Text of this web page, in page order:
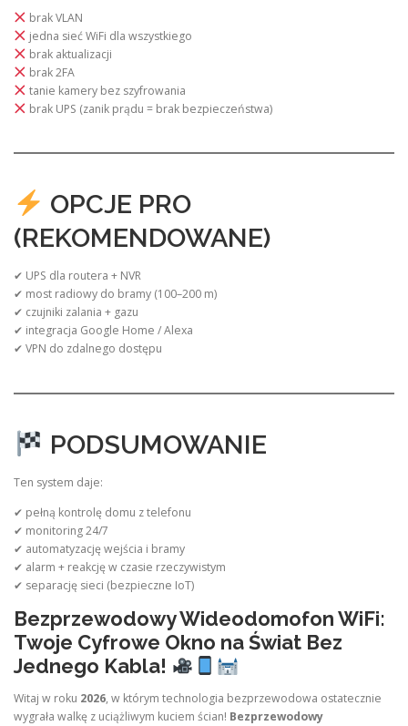
brak VLAN
jedna sieć WiFi dla wszystkiego
brak aktualizacji
brak 2FA
tanie kamery bez szyfrowania
brak UPS (zanik prądu = brak bezpieczeństwa)
OPCJE PRO
(REKOMENDOWANE)
✔ UPS dla routera + NVR
✔ most radiowy do bramy (100–200 m)
✔ czujniki zalania + gazu
✔ integracja Google Home / Alexa
✔ VPN do zdalnego dostępu
PODSUMOWANIE
Ten system daje:
✔ pełną kontrolę domu z telefonu
✔ monitoring 24/7
✔ automatyzację wejścia i bramy
✔ alarm + reakcję w czasie rzeczywistym
✔ separację sieci (bezpieczne IoT)
Bezprzewodowy Wideodomofon WiFi:
Twoje Cyfrowe Okno na Świat Bez
Jednego Kabla!
Witaj w roku 2026, w którym technologia bezprzewodowa ostatecznie
wygrała walkę z uciążliwym kuciem ścian! Bezprzewodowy